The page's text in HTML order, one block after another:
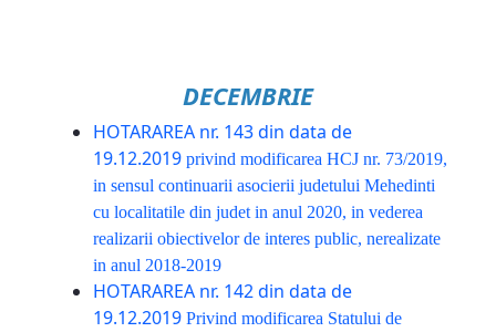
DECEMBRIE
HOTARAREA nr. 143 din data de
19.12.2019 privind modificarea HCJ nr. 73/2019,
in sensul continuarii asocierii judetului Mehedinti
cu localitatile din judet in anul 2020, in vederea
realizarii obiectivelor de interes public, nerealizate
in anul 2018-2019
HOTARAREA nr. 142 din data de
19.12.2019 Privind modificarea Statului de